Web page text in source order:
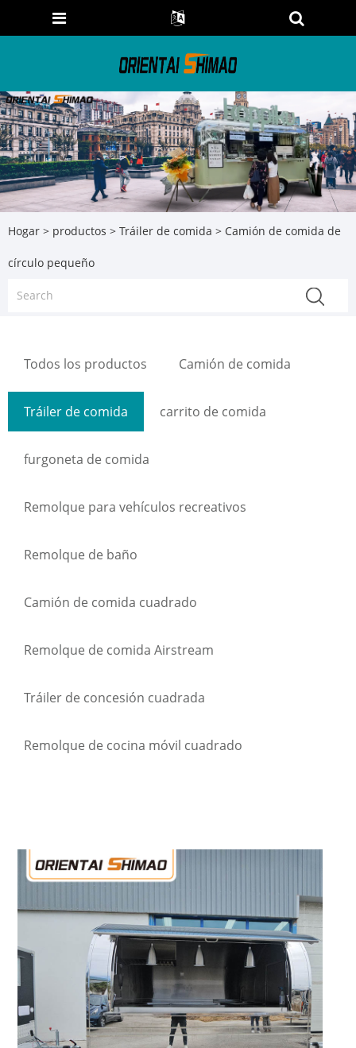
Hogar > productos > Tráiler de comida > Camión de comida de
círculo pequeño
Todos los productos Camión de comida
Tráiler de comida carrito de comida
furgoneta de comida
Remolque para vehículos recreativos
Remolque de baño
Camión de comida cuadrado
Remolque de comida Airstream
Tráiler de concesión cuadrada
Remolque de cocina móvil cuadrado